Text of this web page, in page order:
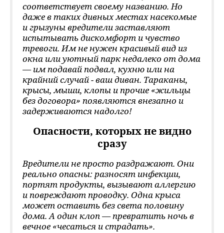
соответствует своему названию. Но
даже в таких дивных местах насекомые
и грызуны вредители заставляют
испытывать дискомфорт и чувство
тревоги. Им не нужен красивый вид из
окна или уютный парк недалеко от дома
— им подавай подвал, кухню или на
крайний случай - ваш диван. Тараканы,
крысы, мыши, клопы и прочие «жильцы
без договора» появляются внезапно и
задерживаются надолго!
Опасности, которых не видно
сразу
Вредители не просто раздражают. Они
реально опасны: разносят инфекции,
портят продукты, вызывают аллергию
и повреждают проводку. Одна крыса
может оставить без света половину
дома. А один клоп — превратить ночь в
вечное «чесаться и страдать».